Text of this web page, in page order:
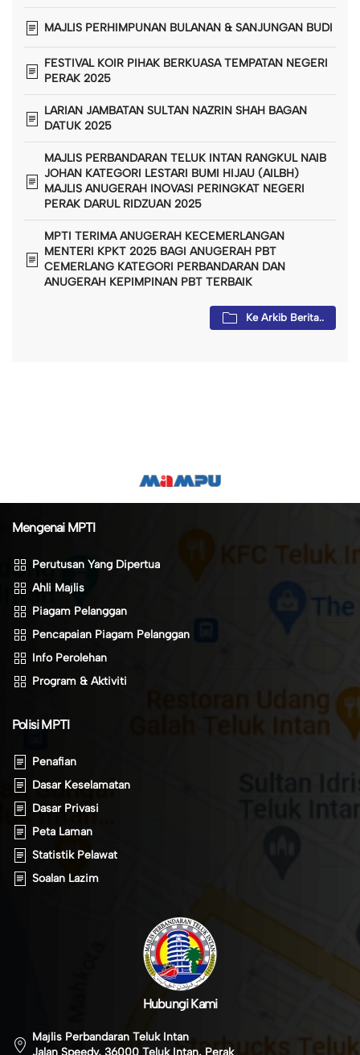
MAJLIS PERHIMPUNAN BULANAN & SANJUNGAN BUDI
FESTIVAL KOIR PIHAK BERKUASA TEMPATAN NEGERI
PERAK 2025
LARIAN JAMBATAN SULTAN NAZRIN SHAH BAGAN
DATUK 2025
MAJLIS PERBANDARAN TELUK INTAN RANGKUL NAIB
JOHAN KATEGORI LESTARI BUMI HIJAU (AILBH)
MAJLIS ANUGERAH INOVASI PERINGKAT NEGERI
PERAK DARUL RIDZUAN 2025
MPTI TERIMA ANUGERAH KECEMERLANGAN
MENTERI KPKT 2025 BAGI ANUGERAH PBT
CEMERLANG KATEGORI PERBANDARAN DAN
ANUGERAH KEPIMPINAN PBT TERBAIK
Ke Arkib Berita..
Mengenai MPTI
Perutusan Yang Dipertua
Ahli Majlis
Piagam Pelanggan
Pencapaian Piagam Pelanggan
Info Perolehan
Program & Aktiviti
Polisi MPTI
Penafian
Dasar Keselamatan
Dasar Privasi
Peta Laman
Statistik Pelawat
Soalan Lazim
Hubungi Kami
Majlis Perbandaran Teluk Intan